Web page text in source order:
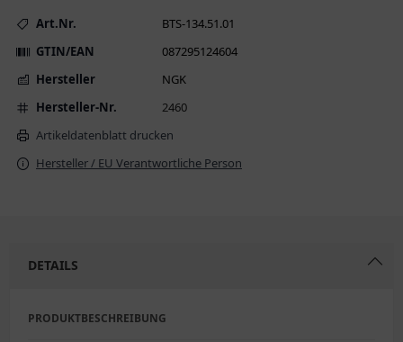
Art.Nr.
BTS-134.51.01
GTIN/EAN
087295124604
Hersteller
NGK
Hersteller-Nr.
2460
Artikeldatenblatt drucken
Hersteller / EU Verantwortliche Person
DETAILS
PRODUKTBESCHREIBUNG